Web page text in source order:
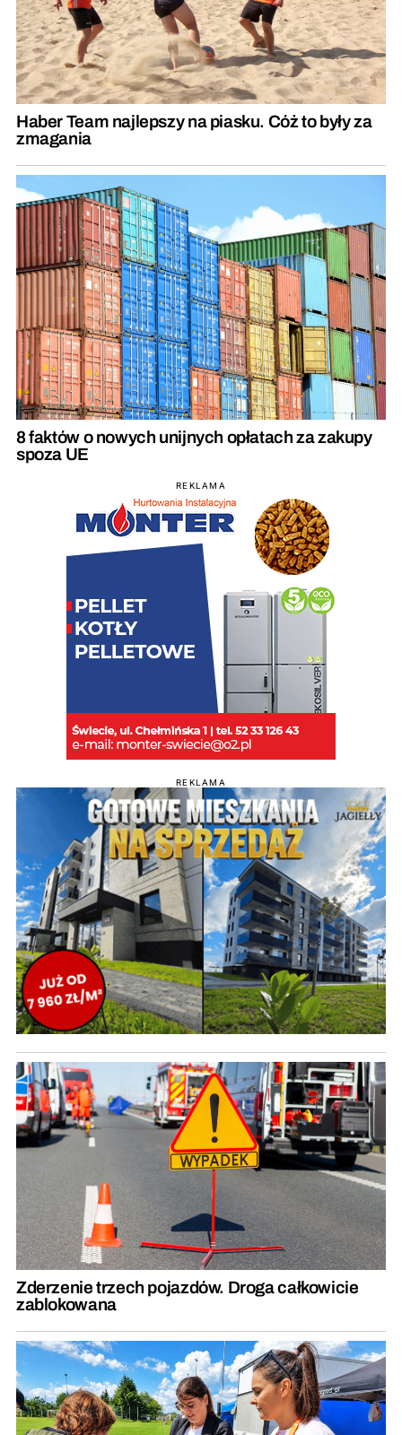
Haber Team najlepszy na piasku. Cóż to były za
zmagania
8 faktów o nowych unijnych opłatach za zakupy
spoza UE
REKLAMA
REKLAMA
Zderzenie trzech pojazdów. Droga całkowicie
zablokowana